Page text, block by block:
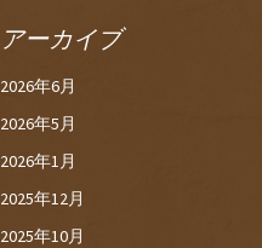
アーカイブ
2026年6月
2026年5月
2026年1月
2025年12月
2025年10月